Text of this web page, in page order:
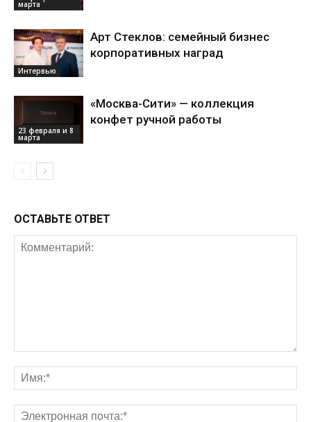
марта
Интервью
Арт Стеклов: семейный бизнес
корпоративных наград
23 февраля и 8
марта
«Москва-Сити» — коллекция
конфет ручной работы
ОСТАВЬТЕ ОТВЕТ